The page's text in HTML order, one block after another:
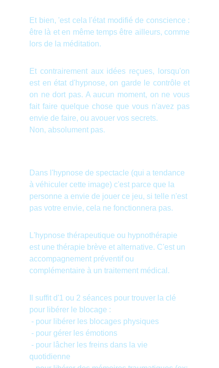
Et bien, 'est cela l'état modifié de conscience :
être là et en même temps être ailleurs, comme
lors de la méditation.
Et contrairement aux idées reçues, lorsqu'on
est en état d'hypnose, on garde le contrôle et
on ne dort pas. A aucun moment, on ne vous
fait faire quelque chose que vous n'avez pas
envie de faire, ou avouer vos secrets.
Non, absolument pas.
Dans l'hypnose de spectacle (qui a tendance
à véhiculer cette image) c'est parce que la
personne a envie de jouer ce jeu, si telle n'est
pas votre envie, cela ne fonctionnera pas.
L'hypnose thérapeutique ou hypnothérapie
est une thérapie brève et alternative. C'est un
accompagnement préventif ou
complémentaire à un traitement médical.
Il suffit d'1 ou 2 séances pour trouver la clé
pour libérer le blocage :
- pour libérer les blocages physiques
- pour gérer les émotions
quotidienne